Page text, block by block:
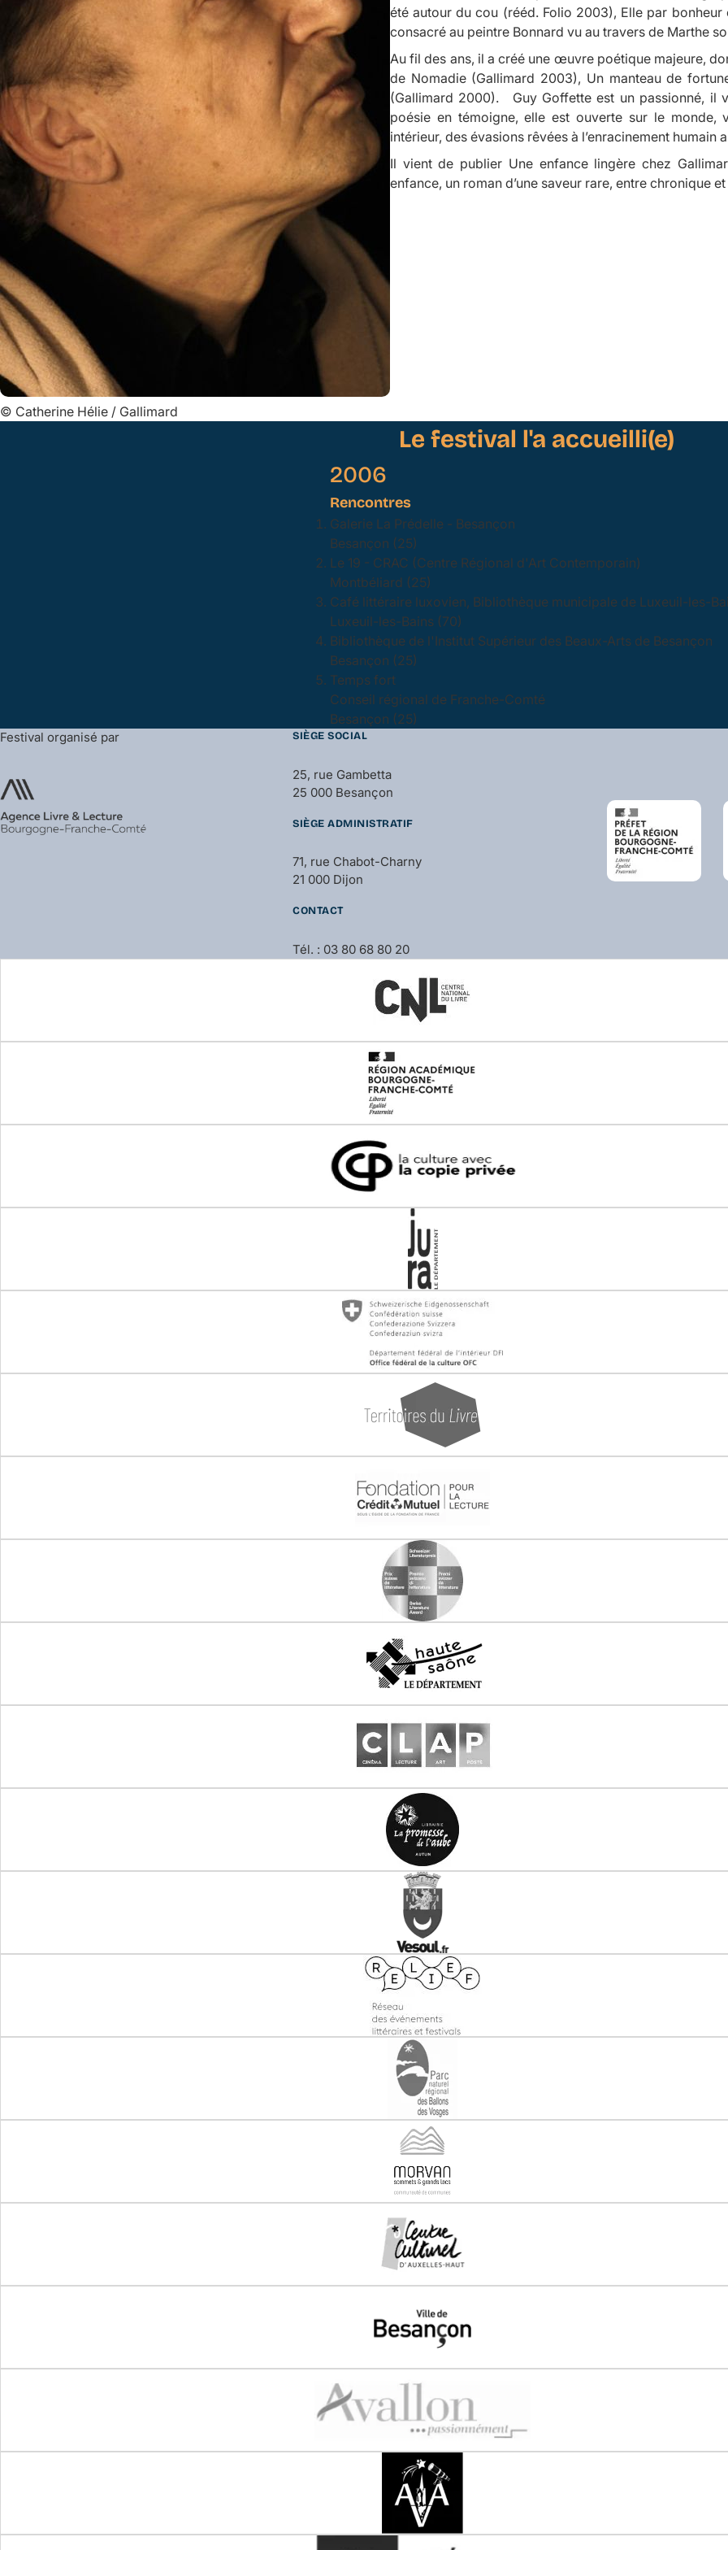
© Catherine Hélie / Gallimard
été autour du cou (rééd. Folio 2003), Elle par
consacré au peintre Bonnard vu au travers de Marthe
Au fil des ans, il a créé une œuvre poétique majeure,
de Nomadie (Gallimard 2003), Un manteau de
(Gallimard 2000). Guy Goffette est un passionné, il
poésie en témoigne, elle est ouverte sur le monde,
intérieur, des évasions rêvées à l’enracinement humain
Il vient de publier Une enfance lingère chez
enfance, un roman d’une saveur rare, entre chronique
Le festival l'a accueilli(e)
2006
Rencontres
Galerie La Prédelle - Besançon
Besançon (25)
Le 19 - CRAC (Centre Régional d'Art Contemporain)
Montbéliard (25)
Café littéraire luxovien, Bibliothèque municipale de Luxeuil-les-
Luxeuil-les-Bains (70)
Bibliothèque de l'Institut Supérieur des Beaux-Arts de Besançon
Besançon (25)
Temps fort
Conseil régional de Franche-Comté
Besançon (25)
Festival organisé par SIÈGE SOCIAL
25, rue Gambetta
25 000 Besançon
SIÈGE ADMINISTRATIF
71, rue Chabot-Charny
21 000 Dijon
CONTACT
Tél. : 03 80 68 80 20